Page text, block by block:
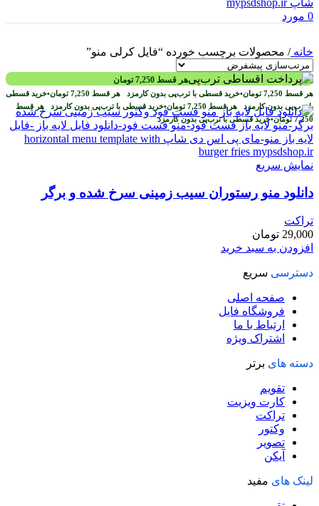
0 مورد
خانه/ محصولات برچسب خورده “فایل کرلی منو”
هر قسط 7,250 تومان
هر قسط 7,250 تومان•خرید قسطی با ترب‌پی بدون کارمزد هر قسط 7,250 تومان•خرید قسطی
با ترب‌پی بدون کارمزد هر قسط 7,250 تومان•خرید قسطی با ترب‌پی بدون کارمزد هر قسط
7,250 تومان•خرید قسطی با ترب‌پی بدون کارمزد
نمایش سریع
دانلود منو رستوران سیب زمینی سرخ شده و برگر
تراکت
29,000 تومان
افزودن به سبد خرید
دسترسی سریع
صفحه اصلی
فروشگاه فایل
ارتباط با ما
اشتراک ویژه
دسته های برتر
تقویم
کارت ویزیت
تراکت
وکتور
تصویر
آیکن
لینک های مفید